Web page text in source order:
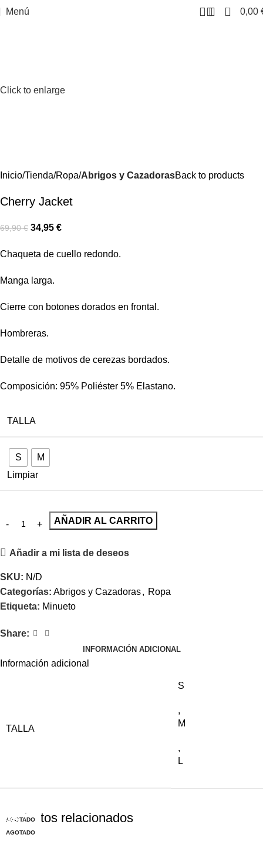
Menú 0 0,00
-50%
Click to enlarge
Inicio Tienda Ropa Abrigos y CazadorasBack to products
Cherry Jacket
69,90€ 34,95 €
Chaqueta de cuello redondo.
Manga larga.
Cierre con botones dorados en frontal.
Hombreras.
Detalle de motivos de cerezas bordados.
Composición: 95% Poliéster 5% Elastano.
TALLA
S
M
Limpiar
AÑADIR AL CARRITO
Añadir a mi lista de deseos
SKU: N/D
Categorías: Abrigos y Cazadoras, Ropa
Etiqueta: Minueto
Share:
INFORMACIÓN ADICIONAL
Información adicional
TALLA
S
,
M
,
L
Productos relacionados
-20%
AGOTADO
-50%
AGOTADO
-50%
-50%
-50%
-30%
-50%